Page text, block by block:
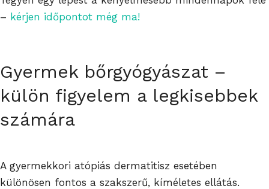
– kérjen időpontot még ma!
Gyermek bőrgyógyászat –
külön figyelem a legkisebbek
számára
A gyermekkori atópiás dermatitisz esetében
különösen fontos a szakszerű, kíméletes ellátás.